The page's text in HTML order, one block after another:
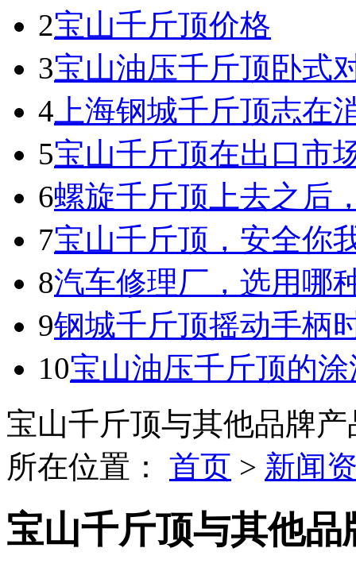
2宝山千斤顶价格
3宝山油压千斤顶卧式
4 上海钢城千斤顶志在
5宝山千斤顶在出口市
6螺旋千斤顶上去之后
7宝山千斤顶，安全你
8汽车修理厂，选用哪
9钢城千斤顶摇动手柄
10宝山油压千斤顶的涂
宝山千斤顶与其他品牌
所在位置： 首页 > 新闻
宝山千斤顶与其他